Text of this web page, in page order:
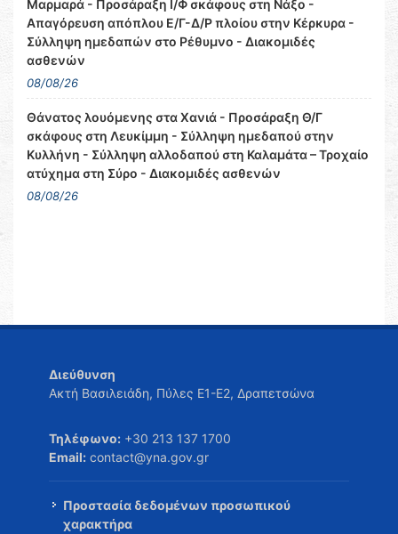
Μαρμαρά - Προσάραξη Ι/Φ σκάφους στη Νάξο -
Απαγόρευση απόπλου Ε/Γ-Δ/Ρ πλοίου στην Κέρκυρα -
Σύλληψη ημεδαπών στο Ρέθυμνο - Διακομιδές
ασθενών
08/08/26
Θάνατος λουόμενης στα Χανιά - Προσάραξη Θ/Γ
σκάφους στη Λευκίμμη - Σύλληψη ημεδαπού στην
Κυλλήνη - Σύλληψη αλλοδαπού στη Καλαμάτα – Τροχαίο
ατύχημα στη Σύρο - Διακομιδές ασθενών
08/08/26
Διεύθυνση
Ακτή Βασιλειάδη, Πύλες Ε1-Ε2, Δραπετσώνα
Τηλέφωνο: +30 213 137 1700
Email: contact@yna.gov.gr
Προστασία δεδομένων προσωπικού
χαρακτήρα